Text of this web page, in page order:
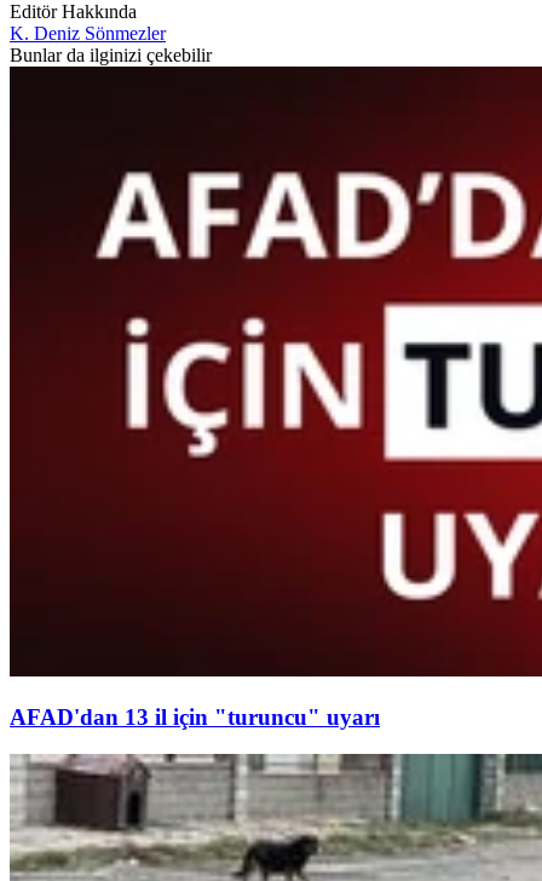
Editör Hakkında
K. Deniz Sönmezler
Bunlar da ilginizi çekebilir
AFAD'dan 13 il için "turuncu" uyarı